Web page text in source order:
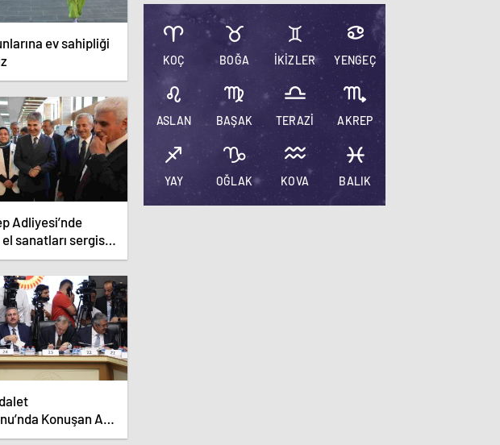
ev sahipliği
Adliyesi’nde
sanatları sergisi
Konuşan AK
Başkanvekili
KOÇ BOĞA İKİZLER YENGEÇ
ASLAN BAŞAK TERAZİ AKREP
YAY OĞLAK KOVA BALIK